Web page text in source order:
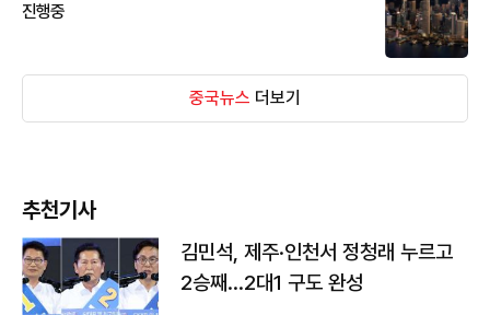
진행중
중국뉴스 더보기
추천기사
김민석, 제주·인천서 정청래 누르고
2승째…2대1 구도 완성